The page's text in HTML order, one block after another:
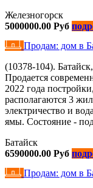
Железногорск
5000000.00 Руб
Продам: дом в
(10378-104).
Продается
2022 года
располагаются 3
электричество и
ямы. Состояние -
Батайск
6590000.00 Руб
Продам: дом в